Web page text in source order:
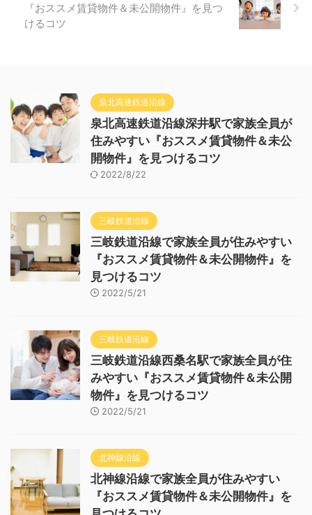
『おススメ賃貸物件＆未公開物件』を見つ
けるコツ
泉北高速鉄道沿線
泉北高速鉄道沿線深井駅で家族全員が
住みやすい『おススメ賃貸物件＆未公
開物件』を見つけるコツ
2022/8/22
三岐鉄道沿線
三岐鉄道沿線で家族全員が住みやすい
『おススメ賃貸物件＆未公開物件』を
見つけるコツ
2022/5/21
三岐鉄道沿線
三岐鉄道沿線西桑名駅で家族全員が住
みやすい『おススメ賃貸物件＆未公開
物件』を見つけるコツ
2022/5/21
北神線沿線
北神線沿線で家族全員が住みやすい
『おススメ賃貸物件＆未公開物件』を